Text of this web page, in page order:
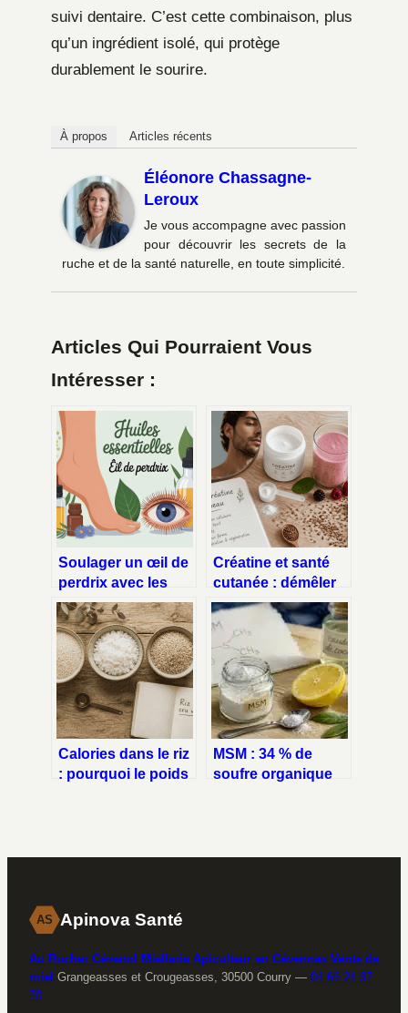
suivi dentaire. C’est cette combinaison, plus
qu’un ingrédient isolé, qui protège
durablement le sourire.
À propos Articles récents
Éléonore Chassagne-
Leroux
Je vous accompagne avec passion
pour découvrir les secrets de la
ruche et de la santé naturelle, en toute simplicité.
Articles Qui Pourraient Vous
Intéresser :
Soulager un œil de
perdrix avec les
huiles essentielles :
conseils et limites
Créatine et santé
cutanée : démêler
le vrai du faux sur
l’acné et
l’hydratation
Calories dans le riz
: pourquoi le poids
MSM : 34 % de
soufre organique
AS Apinova Santé
Au Rucher Cévenol Miellerie Apiculteur en Cévennes Vente de
miel Grangeasses et Crougeasses, 30500 Courry — 04 66 24 37
70